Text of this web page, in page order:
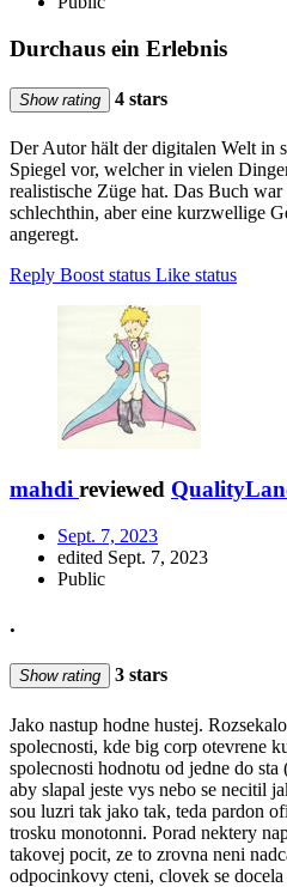
Durchaus ein Erlebnis
Show rating 4 stars
Der Autor hält der digitalen Welt in
Spiegel vor, welcher in vielen
realistische Züge hat. Das Buch
schlechthin, aber eine kurzwellige
angeregt.
Reply Boost status Like status
mahdi reviewed
Sept. 7, 2023
edited Sept. 7, 2023
Public
.
Show rating 3 stars
Jako nastup hodne hustej.
spolecnosti, kde big corp otevrene
spolecnosti hodnotu od jedne do
aby slapal jeste vys nebo se necitil
sou luzri tak jako tak, teda pardon
trosku monotonni. Porad nektery
takovej pocit, ze to zrovna neni
odpocinkovy cteni, clovek se